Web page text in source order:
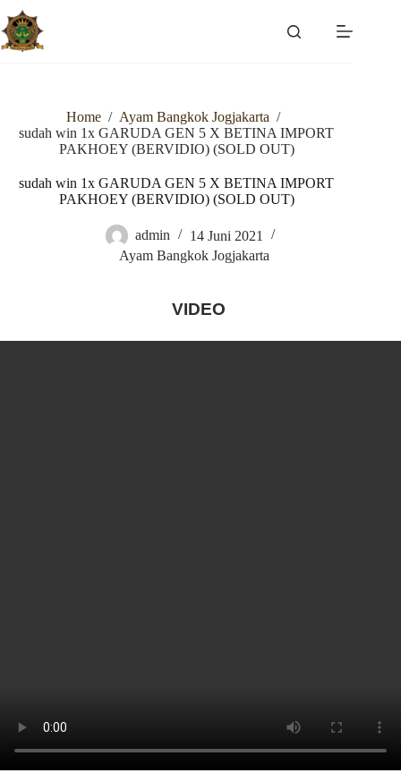
Skip
to
content
Home / Ayam Bangkok Jogjakarta /
sudah win 1x GARUDA GEN 5 X BETINA IMPORT
PAKHOEY (BERVIDIO) (SOLD OUT)
sudah win 1x GARUDA GEN 5 X BETINA IMPORT
PAKHOEY (BERVIDIO) (SOLD OUT)
admin
14 Juni 2021
Ayam Bangkok Jogjakarta
VIDEO